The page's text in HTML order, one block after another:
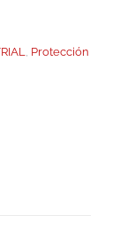
, Protección